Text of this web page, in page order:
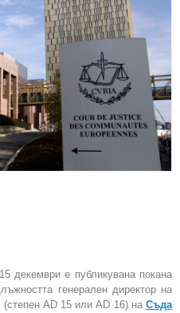
декември е публикувана покана
генерален директор на
(степен AD 15 или AD 16) на Съда